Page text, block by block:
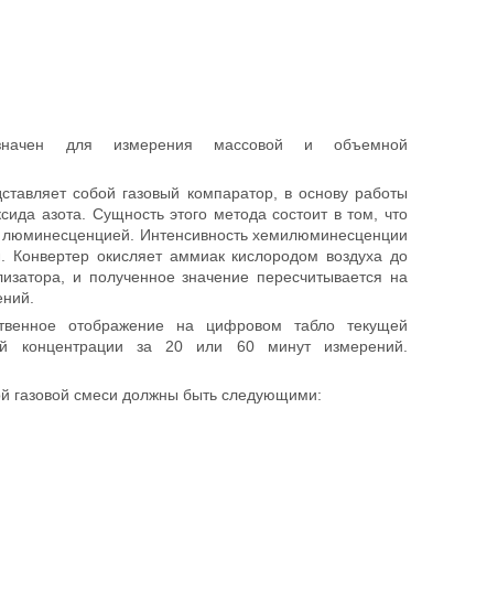
для измерения массовой и объемной
собой газовый компаратор, в основу работы
азота. Сущность этого метода состоит в том, что
люминесценцией. Интенсивность хемилюминесценции
окисляет аммиак кислородом воздуха до
и полученное значение пересчитывается на
отображение на цифровом табло текущей
концентрации за 20 или 60 минут измерений.
газовой смеси должны быть следующими: